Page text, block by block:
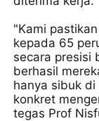
"Kami
kepada 65
secara presisi
berhasil
hanya sibuk
konkret
tegas Prof